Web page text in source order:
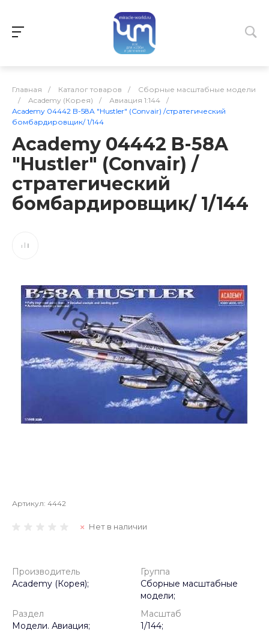
Главная / Каталог товаров /
Сборные масштабные модели
/
Academy (Корея) / Авиация 1:144
/
Academy 04442 B-58A "Hustler" (Convair) /стратегический
бомбардировщик/ 1/144
Academy 04442 B-58A
"Hustler" (Convair) /
стратегический
бомбардировщик/ 1/144
Артикул: 4442
Нет в наличии
Производитель
Academy (Корея);
Группа
Сборные масштабные
модели;
Раздел
Модели. Авиация;
Масштаб
1/144;